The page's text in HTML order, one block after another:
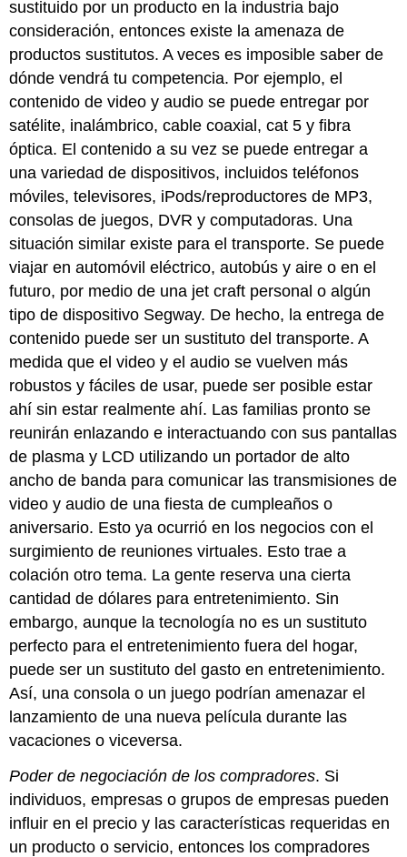
sustituido por un producto en la industria bajo
consideración, entonces existe la amenaza de
productos sustitutos. A veces es imposible saber de
dónde vendrá tu competencia. Por ejemplo, el
contenido de video y audio se puede entregar por
satélite, inalámbrico, cable coaxial, cat 5 y fibra
óptica. El contenido a su vez se puede entregar a
una variedad de dispositivos, incluidos teléfonos
móviles, televisores, iPods/reproductores de MP3,
consolas de juegos, DVR y computadoras. Una
situación similar existe para el transporte. Se puede
viajar en automóvil eléctrico, autobús y aire o en el
futuro, por medio de una jet craft personal o algún
tipo de dispositivo Segway. De hecho, la entrega de
contenido puede ser un sustituto del transporte. A
medida que el video y el audio se vuelven más
robustos y fáciles de usar, puede ser posible estar
ahí sin estar realmente ahí. Las familias pronto se
reunirán enlazando e interactuando con sus pantallas
de plasma y LCD utilizando un portador de alto
ancho de banda para comunicar las transmisiones de
video y audio de una fiesta de cumpleaños o
aniversario. Esto ya ocurrió en los negocios con el
surgimiento de reuniones virtuales. Esto trae a
colación otro tema. La gente reserva una cierta
cantidad de dólares para entretenimiento. Sin
embargo, aunque la tecnología no es un sustituto
perfecto para el entretenimiento fuera del hogar,
puede ser un sustituto del gasto en entretenimiento.
Así, una consola o un juego podrían amenazar el
lanzamiento de una nueva película durante las
vacaciones o viceversa.
Poder de negociación de los compradores. Si
individuos, empresas o grupos de empresas pueden
influir en el precio y las características requeridas en
un producto o servicio, entonces los compradores